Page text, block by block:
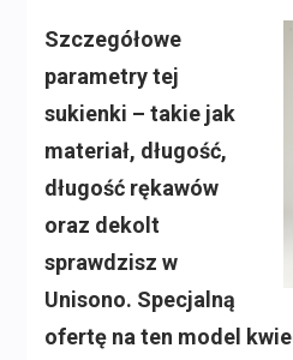
Szczegółowe
parametry tej
sukienki – takie jak
materiał, długość,
długość rękawów
oraz dekolt
sprawdzisz w
Unisono. Specjalną
ofertę na ten model